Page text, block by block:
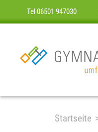
Tel 06501 947030
Startseite